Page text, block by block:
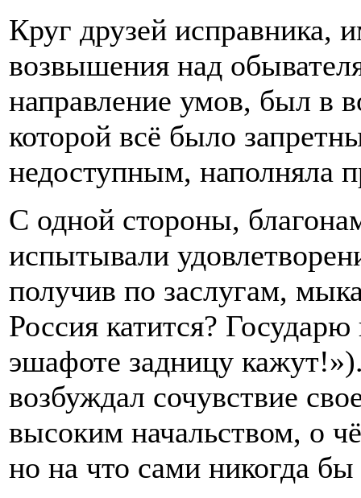
Круг друзей исправника,
возвышения над
направление умов, был в
которой всё было
недоступным, наполняла
С одной стороны,
испытывали
получив по заслугам,
Россия катится?
эшафоте задницу
возбуждал сочувствие
высоким начальством, о
но на что сами никогда